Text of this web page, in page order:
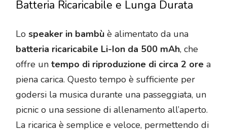
Batteria Ricaricabile e Lunga Durata
Lo speaker in bambù è alimentato da una
batteria ricaricabile Li-Ion da 500 mAh, che
offre un tempo di riproduzione di circa 2 ore a
piena carica. Questo tempo è sufficiente per
godersi la musica durante una passeggiata, un
picnic o una sessione di allenamento all’aperto.
La ricarica è semplice e veloce, permettendo di